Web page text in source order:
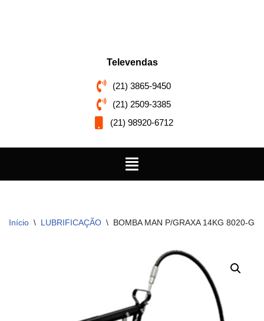
Televendas
(21) 3865-9450
(21) 2509-3385
(21) 98920-6712
Início \ LUBRIFICAÇÃO \ BOMBA MAN P/GRAXA 14KG 8020-G3